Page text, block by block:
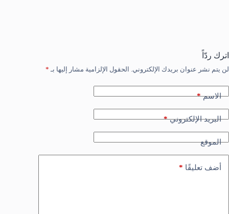
اترك ردّاً
لن يتم نشر عنوان بريدك الإلكتروني. الحقول الإلزامية مشار إليها بـ *
الاسم*
البريد الإلكتروني*
الموقع
أضف تعليقًا *